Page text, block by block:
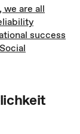
we are all
success